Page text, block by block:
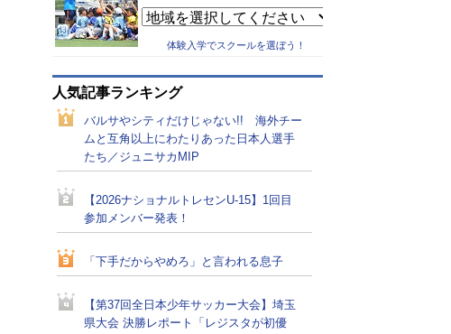
体験入学でスクールを選ぼう！
人気記事ランキング
バルサやシティだけじゃない!! 海外チー
ムと互角以上にわたりあった日本人選手
たち／ジュニサカMIP
【2026ナショナルトレセンU-15】1回目
参加メンバー発表！
「下手だからやめろ」と言われる息子
【第37回全日本少年サッカー大会】埼玉
県大会 決勝レポート「レジスタが初優